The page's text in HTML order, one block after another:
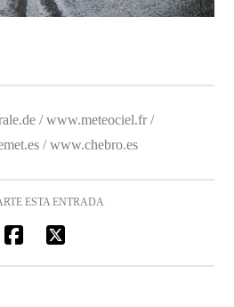
/ www.meteociel.fr /
/ www.chebro.es
ESTA ENTRADA